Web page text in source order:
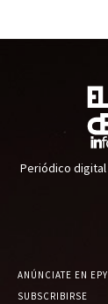
Periódico digital
ANÚNCIATE EN EPY
SUBSCRIBIRSE